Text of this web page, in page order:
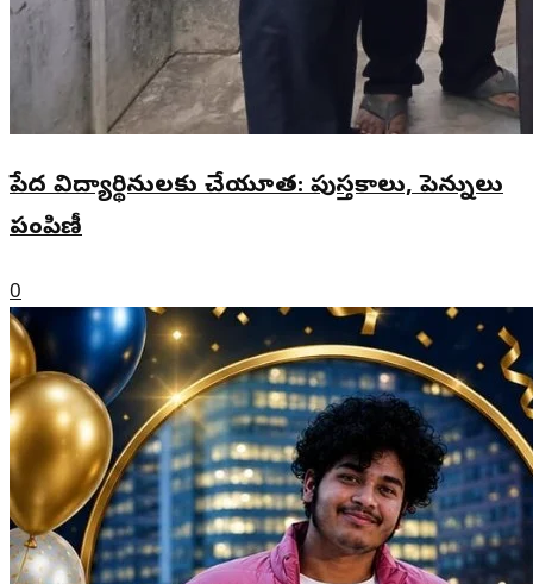
పేద విద్యార్థినులకు చేయూత: పుస్తకాలు, పెన్నులు
పంపిణీ
0